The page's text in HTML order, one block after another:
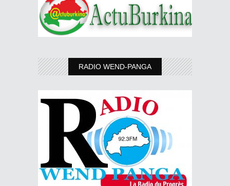
RADIO WEND-PANGA